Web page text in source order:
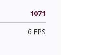
1071
6 FPS